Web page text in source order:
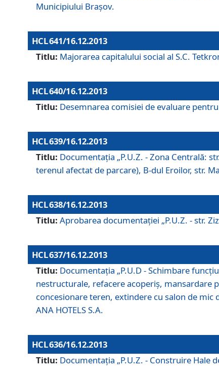
Municipiului Braşov.
HCL 641/16.12.2013
Titlu: Majorarea capitalului social al S.C.
HCL 640/16.12.2013
Titlu: Desemnarea comisiei de evaluare
HCL 639/16.12.2013
Titlu: Documentaţia „P.U.Z. - Zona Centrală:
terenul afectat de parcare), B-dul Eroilor, str.
HCL 638/16.12.2013
Titlu: Aprobarea documentaţiei „P.U.Z. - str.
HCL 637/16.12.2013
Titlu: Documentaţia „P.U.D - Schimbare
nestructurale, refacere acoperiş, mansardare
concesionare teren, extindere cu salon de mic
ANA HOTELS S.A.
HCL 636/16.12.2013
Titlu: Documentaţia „P.U.Z. - Construire Hale